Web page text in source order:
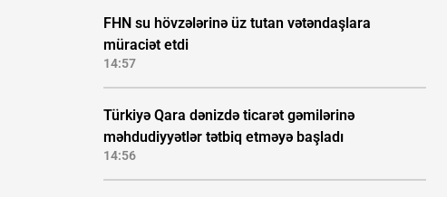
FHN su hövzələrinə üz tutan vətəndaşlara
müraciət etdi
14:57
Türkiyə Qara dənizdə ticarət gəmilərinə
məhdudiyyətlər tətbiq etməyə başladı
14:56